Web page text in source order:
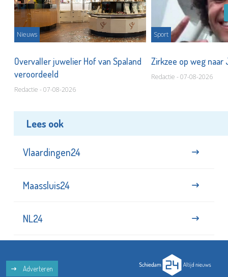
Nieuws
Overvaller juwelier Hof van Spaland
veroordeeld
Redactie - 07-08-2026
Sport
Zirkzee op weg
Redactie - 07-08-2026
Lees ook
Vlaardingen24
Maassluis24
NL24
Adverteren